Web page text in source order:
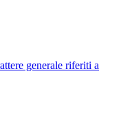
generale riferiti a